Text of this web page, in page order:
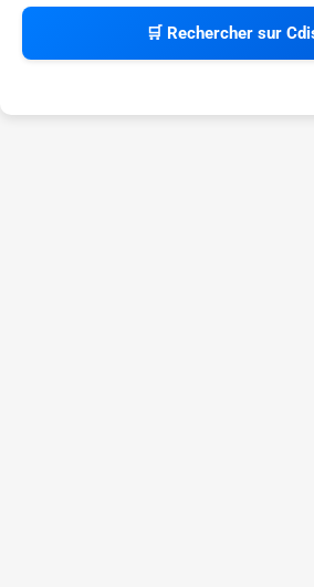
🛒 Rechercher sur